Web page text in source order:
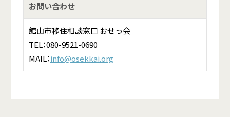
お問い合わせ
館山市移住相談窓口 おせっ会
TEL：080-9521-0690
MAIL：info@osekkai.org